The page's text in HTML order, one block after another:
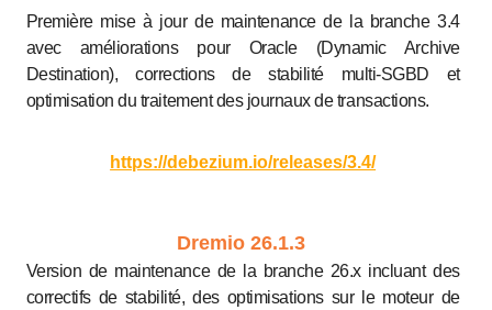
Première mise à jour de maintenance de la branche 3.4
avec améliorations pour Oracle (Dynamic Archive
Destination), corrections de stabilité multi-SGBD et
optimisation du traitement des journaux de transactions.
https://debezium.io/releases/3.4/
Dremio 26.1.3
Version de maintenance de la branche 26.x incluant des
correctifs de stabilité, des optimisations sur le moteur de